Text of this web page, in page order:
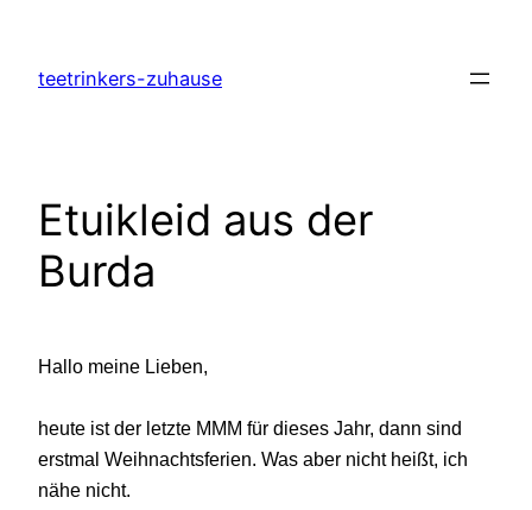
springen
teetrinkers-zuhause
Etuikleid aus der
Burda
Hallo meine Lieben,
heute ist der letzte MMM für dieses Jahr, dann sind
erstmal Weihnachtsferien. Was aber nicht heißt, ich
nähe nicht.